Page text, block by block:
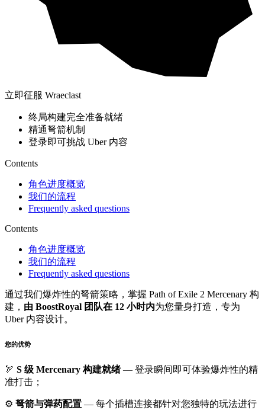
立即征服 Wraeclast
终局构建完全准备就绪
精通弩箭机制
登录即可挑战 Uber 内容
Contents
角色进度概览
我们的流程
Frequently asked questions
Contents
角色进度概览
我们的流程
Frequently asked questions
通过我们爆炸性的弩箭策略，掌握 Path of Exile 2 Mercenary 构
建， 由 BoostRoyal 团队在 12 小时内为您量身打造，专为
Uber 内容设计。
您的优势
🏹 S 级 Mercenary 构建就绪— 登录瞬间即可体验爆炸性的精
准打击；
⚙️ 弩箭与弹药配置 — 每个插槽连接都针对您独特的玩法进行